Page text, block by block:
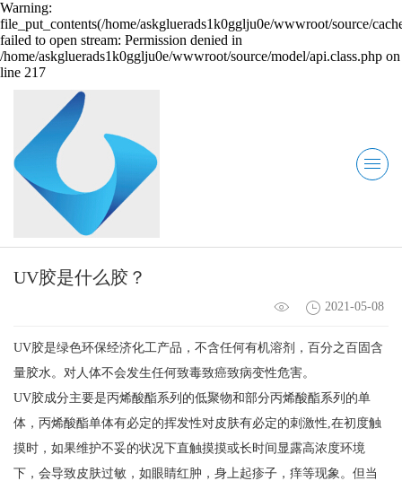
Warning:
file_put_contents(/home/askgluerads1k0gglju0e/wwwroot/source/
failed to open stream: Permission denied in
/home/askgluerads1k0gglju0e/wwwroot/source/model/api.class.php on
line 217
UV胶是什么胶？
2021-05-08
UV胶是绿色环保经济化工产品，不含任何有机溶剂，百分之百固含
量胶水。对人体不会发生任何致毒致癌致病变性危害。
UV胶成分主要是丙烯酸酯系列的低聚物和部分丙烯酸酯系列的单
体，丙烯酸酯单体有必定的挥发性对皮肤有必定的刺激性,在初度触
摸时，如果维护不妥的状况下直触摸摸或长时间显露高浓度环境
下，会导致皮肤过敏，如眼睛红肿，身上起疹子，痒等现象。但当